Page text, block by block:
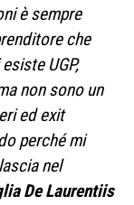
è sempre
che
UGP,
non sono un
ed exit
perché mi
nel
De Laurentiis